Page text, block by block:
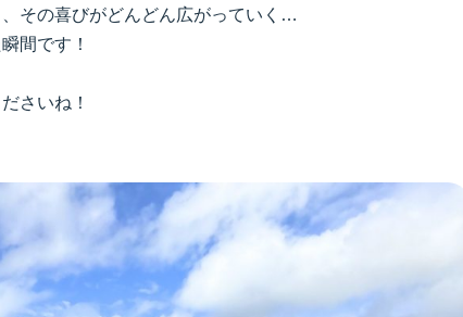
その喜びがどんどん広がっていく…
間です！
さいね！